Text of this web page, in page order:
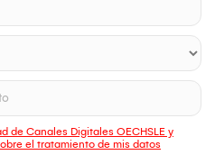
de Canales Digitales OECHSLE y
el tratamiento de mis datos